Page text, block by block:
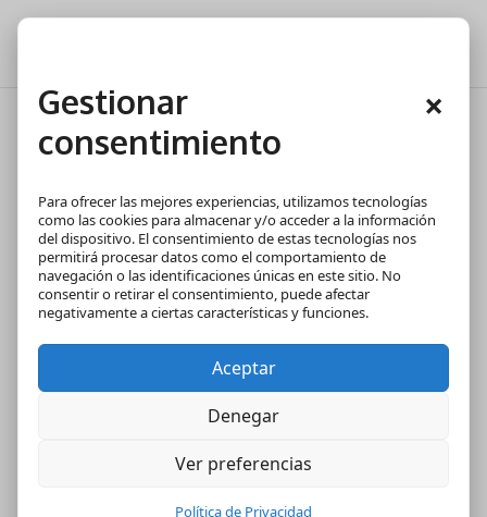
Gestionar
consentimiento
×
Para ofrecer las mejores experiencias, utilizamos tecnologías
como las cookies para almacenar y/o acceder a la información
del dispositivo. El consentimiento de estas tecnologías nos
permitirá procesar datos como el comportamiento de
navegación o las identificaciones únicas en este sitio. No
consentir o retirar el consentimiento, puede afectar
negativamente a ciertas características y funciones.
Aceptar
Denegar
Ver preferencias
Política de Privacidad
Vivienda unipersonal: crece la
oferta